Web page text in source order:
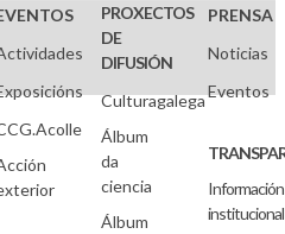
PROXECTOS
DE
DIFUSIÓN
Culturagalega
Álbum
da
ciencia
Álbum
PRENSA
Noticias
Eventos
Información
institucional